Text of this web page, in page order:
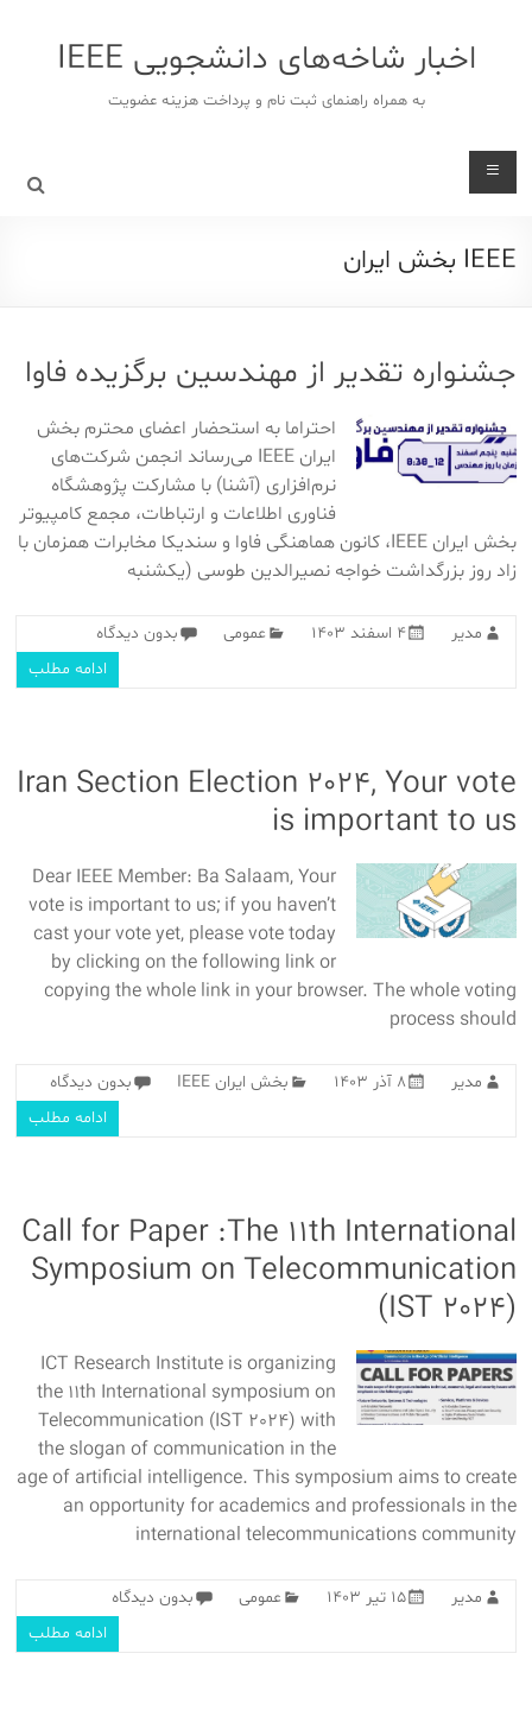
اخبار شاخه‌های دانشجویی IEEE
به همراه راهنمای ثبت نام و پرداخت هزینه عضویت
IEEE بخش ایران
جشنواره تقدیر از مهندسین برگزیده فاوا
احتراما به استحضار اعضای محترم بخش
ایران IEEE می‌رساند انجمن شرکت‌های
نرم‌افزاری (آشنا) با مشارکت پژوهشگاه
فناوری اطلاعات و ارتباطات، مجمع کامپیوتر
بخش ایران IEEE، کانون هماهنگی فاوا و سندیکا مخابرات همزمان با
زاد روز بزرگداشت خواجه نصیرالدین طوسی (یکشنبه
مدیر ۴ اسفند ۱۴۰۳ عمومی
بدون دیدگاه
ادامه مطلب
Iran Section Election 2024, Your vote
is important to us
Dear IEEE Member: Ba Salaam, Your
vote is important to us; if you haven’t
cast your vote yet, please vote today
by clicking on the following link or
copying the whole link in your browser. The whole voting
process should
مدیر ۸ آذر ۱۴۰۳ بخش ایران IEEE
بدون دیدگاه
ادامه مطلب
Call for Paper :The 11th International
Symposium on Telecommunication
(IST 2024)
ICT Research Institute is organizing
the 11th International symposium on
Telecommunication (IST 2024) with
the slogan of communication in the
age of artificial intelligence. This symposium aims to create
an opportunity for academics and professionals in the
international telecommunications community
مدیر ۱۵ تیر ۱۴۰۳ عمومی
بدون دیدگاه
ادامه مطلب